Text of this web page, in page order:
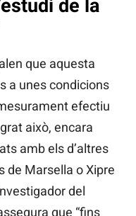
de la
que aquesta
a unes condicions
efectiu
això, encara
amb els d’altres
de Marsella o Xipre
del
que “fins